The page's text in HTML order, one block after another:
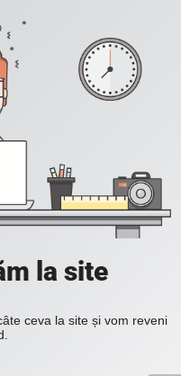
la site
ceva la site și vom reveni